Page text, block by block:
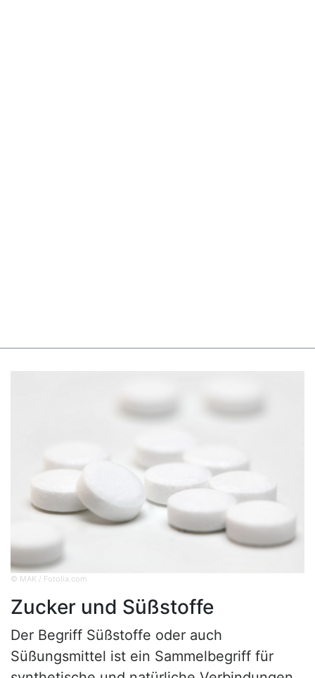
© MAK / Fotolia.com
Zucker und Süßstoffe
Der Begriff Süßstoffe oder auch
Süßungsmittel ist ein Sammelbegriff für